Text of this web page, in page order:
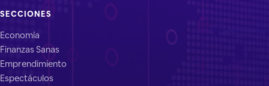
SECCIONES
Economía
Finanzas Sanas
Emprendimiento
Espectáculos